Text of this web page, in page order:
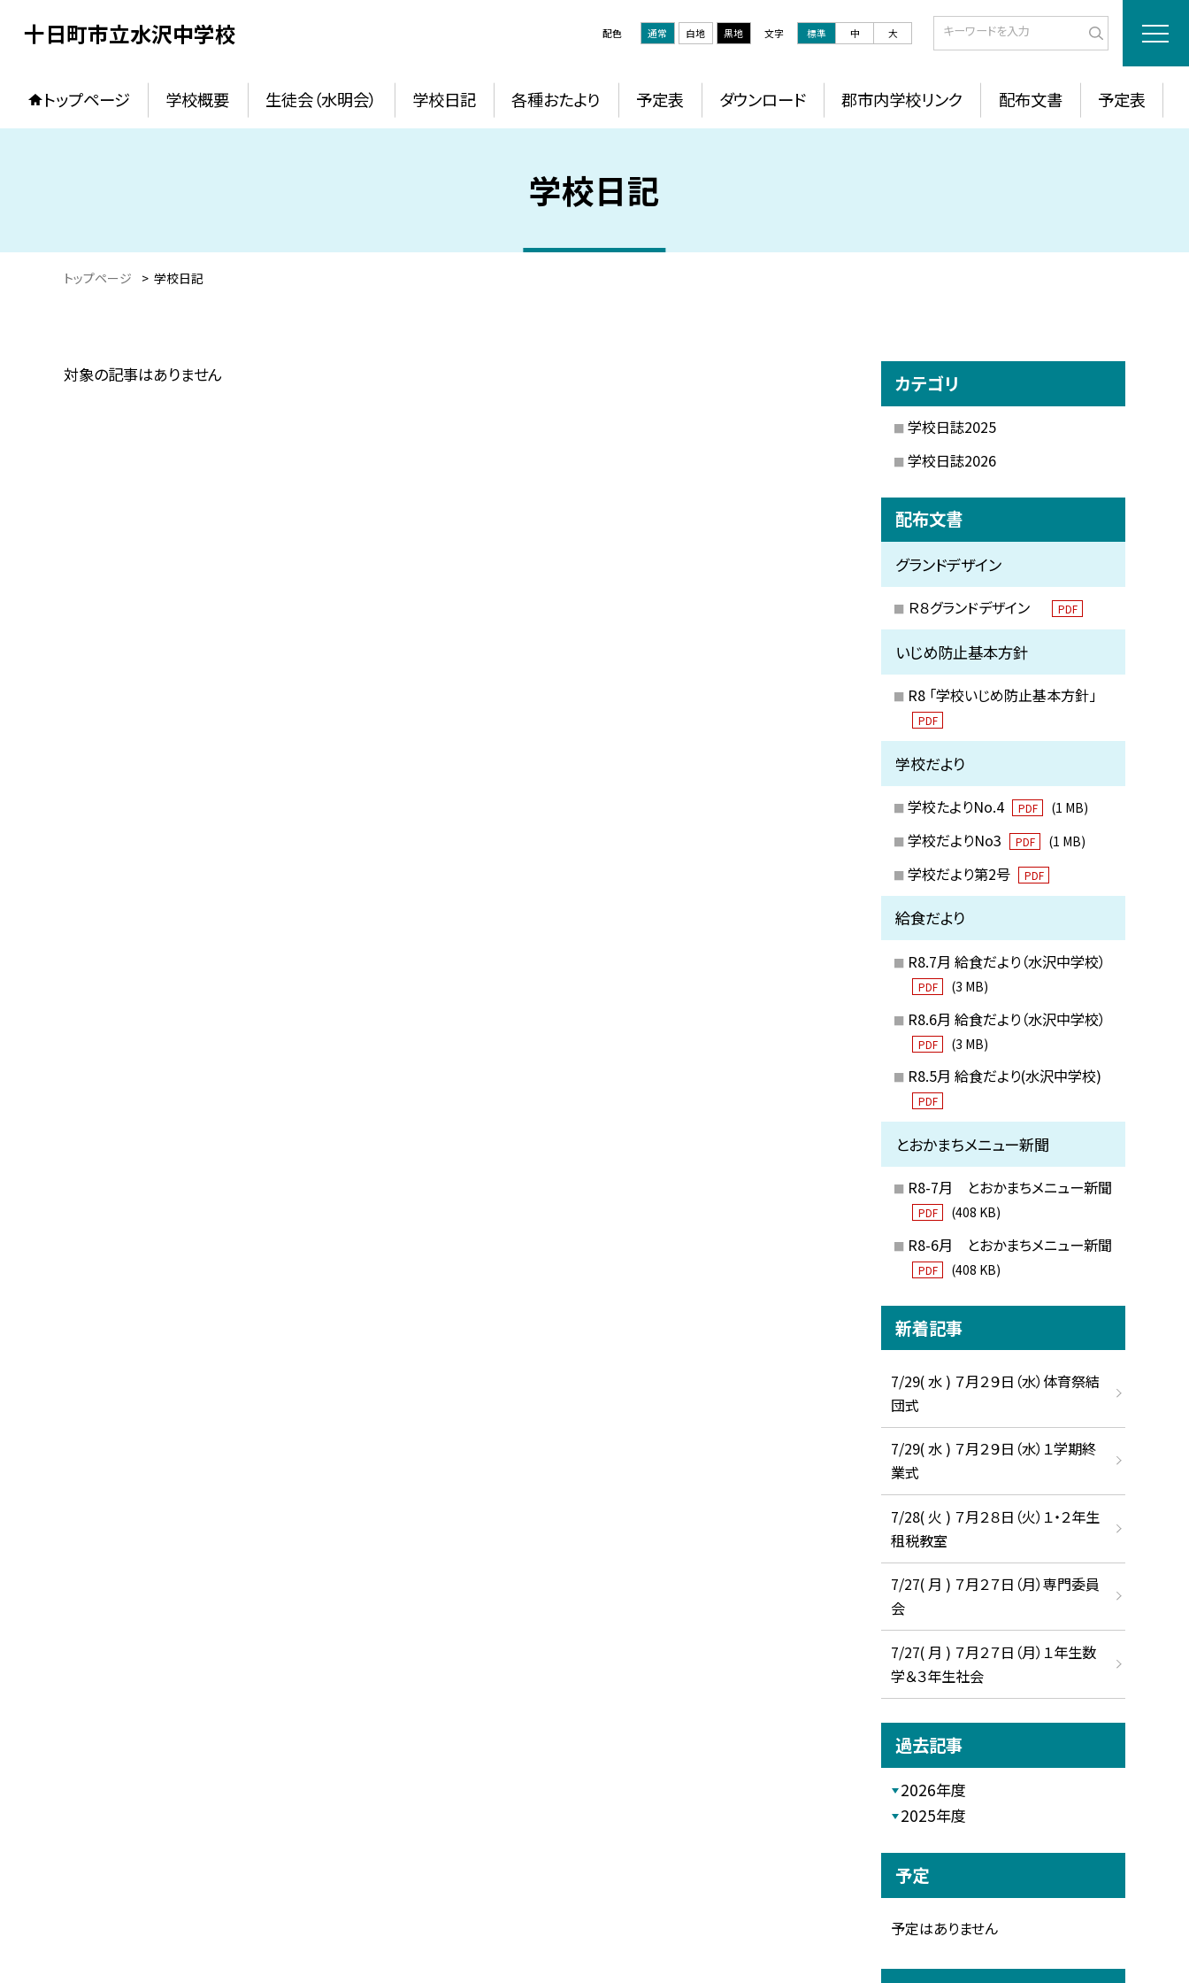
十日町市立水沢中学校 配色 通常 白地 黒地 文字 標準 中 大
トップページ 学校概要 生徒会（水明会） 学校日記 各種おたより 予定表 ダウンロード 郡市内学校リンク 配布文書 予定表
学校日記
トップページ > 学校日記
対象の記事はありません カテゴリ
学校日誌2025
学校日誌2026
配布文書
グランドデザイン
Ｒ８グランドデザイン PDF
いじめ防止基本方針
R8 「学校いじめ防止基本方針」
PDF
学校だより
学校たよりNo.4 PDF (1 MB)
学校だよりNo3 PDF (1 MB)
学校だより第2号 PDF
給食だより
R8.7月 給食だより（水沢中学校）
PDF (3 MB)
R8.6月 給食だより（水沢中学校）
PDF (3 MB)
R8.5月 給食だより(水沢中学校)
PDF
とおかまちメニュー新聞
R8-7月 とおかまちメニュー新聞
PDF (408 KB)
R8-6月 とおかまちメニュー新聞
PDF (408 KB)
新着記事
7/29( 水 ) ７月２９日（水）体育祭結
団式
7/29( 水 ) ７月２９日（水）１学期終
業式
7/28( 火 ) ７月２８日（火）１・２年生
租税教室
7/27( 月 ) ７月２７日（月）専門委員
会
7/27( 月 ) ７月２７日（月）１年生数
学＆３年生社会
過去記事
2026年度
2025年度
予定
予定はありません